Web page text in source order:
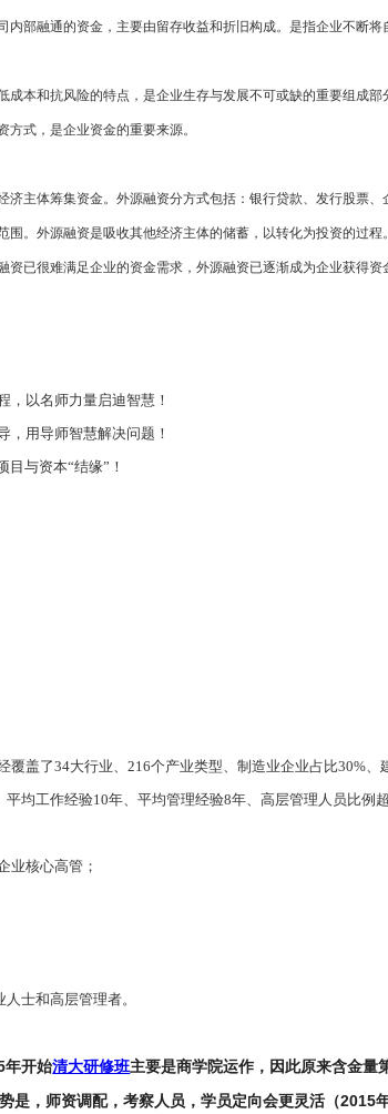
内部融通的资金，主要由留存收益和折旧构成。是指企业不断
本和抗风险的特点，是企业生存与发展不可或缺的重要组成部
式，是企业资金的重要来源。
济主体筹集资金。外源融资分方式包括：银行贷款、发行股票
。外源融资是吸收其他经济主体的储蓄，以转化为投资的过程。
已很难满足企业的资金需求，外源融资已逐渐成为企业获得资
，以名师力量启迪智慧！
，用导师智慧解决问题！
与资本“结缘”！
覆盖了34大行业、216个产业类型、制造业企业占比30%
均工作经验10年、平均管理经验8年、高层管理人员比例超
业核心高管；
士和高层管理者。
年开始清大研修班主要是商学院运作，因此原来含金量
是，师资调配，考察人员，学员定向会更灵活（2015